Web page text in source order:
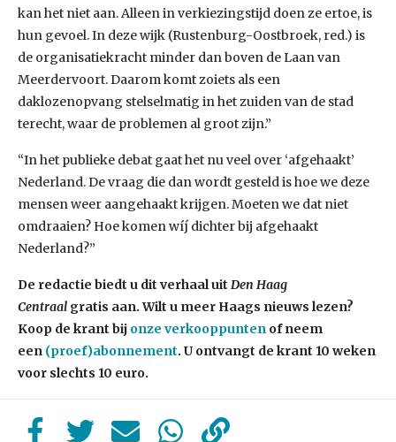
kan het niet aan. Alleen in verkiezingstijd doen ze ertoe, is
hun gevoel. In deze wijk (Rustenburg-Oostbroek, red.) is
de organisatiekracht minder dan boven de Laan van
Meerdervoort. Daarom komt zoiets als een
daklozenopvang stelselmatig in het zuiden van de stad
terecht, waar de problemen al groot zijn.”
“In het publieke debat gaat het nu veel over ‘afgehaakt’
Nederland. De vraag die dan wordt gesteld is hoe we deze
mensen weer aangehaakt krijgen. Moeten we dat niet
omdraaien? Hoe komen wíj dichter bij afgehaakt
Nederland?”
De redactie biedt u dit verhaal uit Den Haag
Centraal gratis aan. Wilt u meer Haags nieuws lezen?
Koop de krant bij onze verkooppunten of neem
een (proef)abonnement. U ontvangt de krant 10 weken
voor slechts 10 euro.